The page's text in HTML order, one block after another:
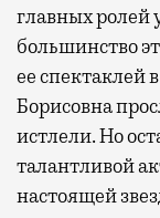
главных ролей
большинство
ее спектаклей
Борисовна
истлели. Но
талантливой
настоящей